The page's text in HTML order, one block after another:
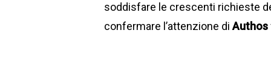
soddisfare le crescenti richieste
confermare l’attenzione di Authos